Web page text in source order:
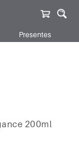
Presentes
200ml